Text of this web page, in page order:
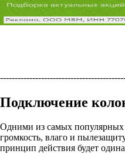
Подключение
Одними из самых популярных
громкость, влаго и
принцип действия будет